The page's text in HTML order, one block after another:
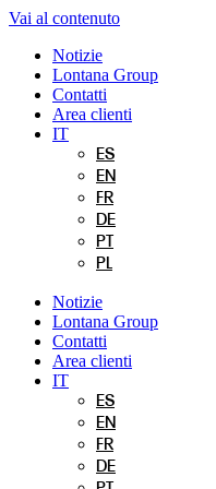
Vai al contenuto
Notizie
Lontana Group
Contatti
Area clienti
IT
ES
EN
FR
DE
PT
PL
Notizie
Lontana Group
Contatti
Area clienti
IT
ES
EN
FR
DE